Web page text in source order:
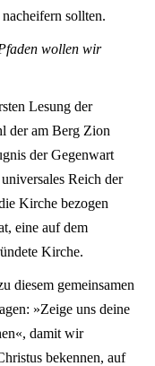
sollten.
wollen wir
Lesung der
der am Berg Zion
der Gegenwart
Reich der
Kirche bezogen
eine auf dem
Kirche.
diesem gemeinsamen
»Zeige uns deine
damit wir
bekennen, auf